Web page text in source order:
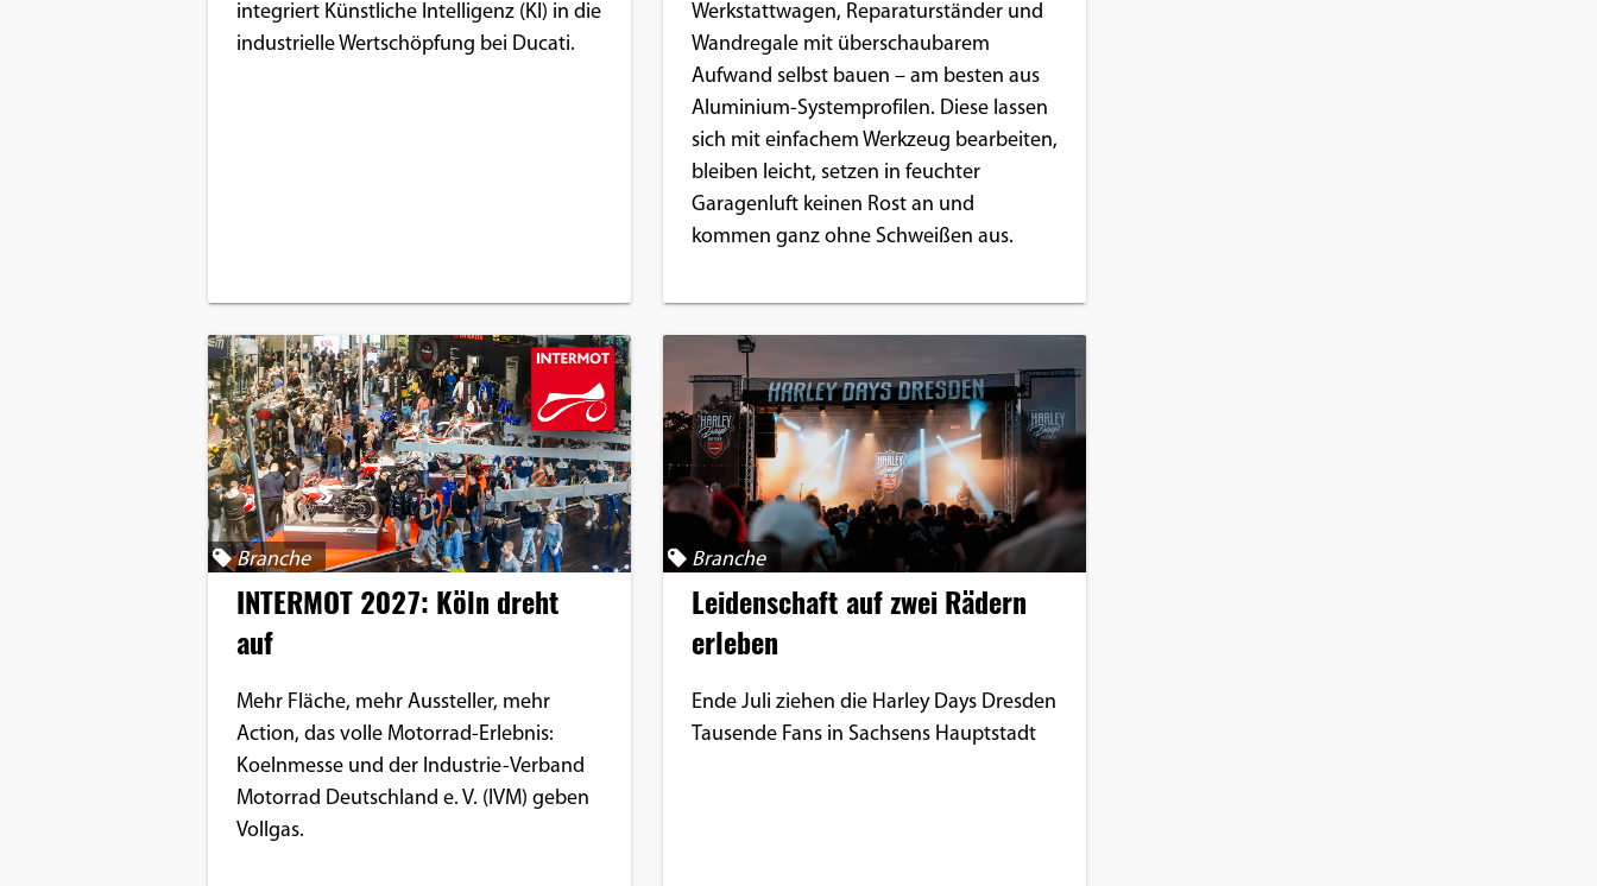
integriert Künstliche Intelligenz (KI) in die
industrielle Wertschöpfung bei Ducati.
Werkstattwagen, Reparaturständer und
Wandregale mit überschaubarem
Aufwand selbst bauen – am besten aus
Aluminium-Systemprofilen. Diese lassen
sich mit einfachem Werkzeug bearbeiten,
bleiben leicht, setzen in feuchter
Garagenluft keinen Rost an und
kommen ganz ohne Schweißen aus.
Branche
INTERMOT 2027: Köln dreht
auf
Mehr Fläche, mehr Aussteller, mehr
Action, das volle Motorrad-Erlebnis:
Koelnmesse und der Industrie-Verband
Motorrad Deutschland e. V. (IVM) geben
Vollgas.
Branche
Leidenschaft auf zwei Rädern
erleben
Ende Juli ziehen die Harley Days Dresden
Tausende Fans in Sachsens Hauptstadt